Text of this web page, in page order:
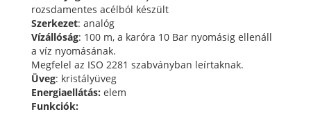
rozsdamentes acélból készült
Szerkezet: analóg
Vízállóság: 100 m, a karóra 10 Bar nyomásig ellenáll
a víz nyomásának.
Megfelel az ISO 2281 szabványban leírtaknak.
Üveg: kristályüveg
Energiaellátás: elem
Funkciók: